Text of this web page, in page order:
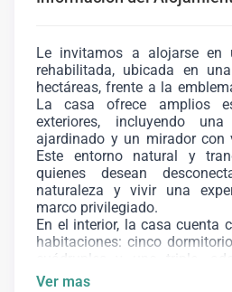
Le invitamos a alojarse en
rehabilitada, ubicada en
hectáreas, frente a la
La casa ofrece amplios
exteriores, incluyendo
ajardinado y un mirador con
Este entorno natural y
quienes desean
naturaleza y vivir una
marco privilegiado.
En el interior, la casa cuenta
habitaciones: cinco
cuádruples y uno triple,
completos. Dispone de un
Ver mas